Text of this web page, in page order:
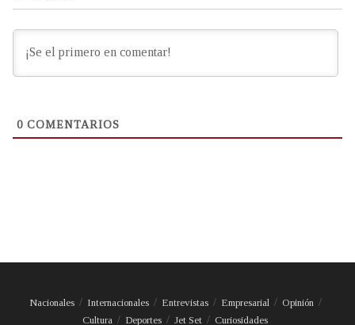
0 COMENTARIOS
Nacionales Internacionales Entrevistas Empresarial
Opinión
Cultura
Deportes Jet Set Curiosidades